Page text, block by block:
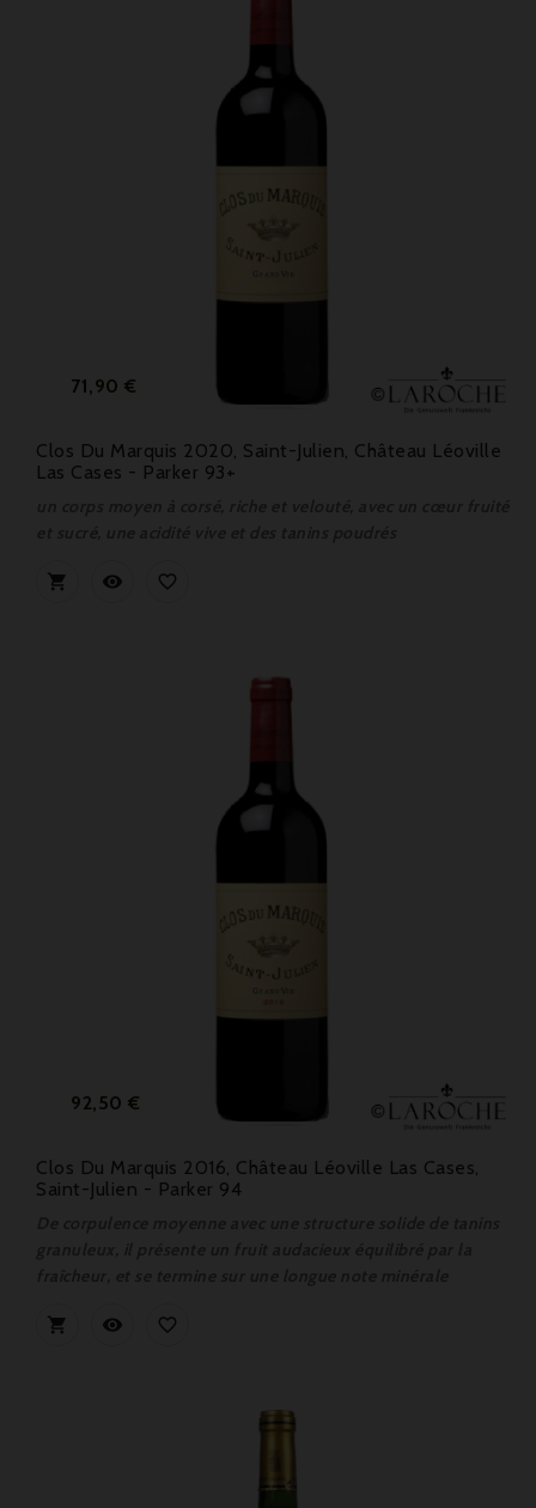
Prix
71,90 €
Clos Du Marquis 2020, Saint-Julien, Château Léoville
Las Cases - Parker 93+
  
Prix
92,50 €
Clos Du Marquis 2016, Château Léoville Las Cases,
Saint-Julien - Parker 94
  